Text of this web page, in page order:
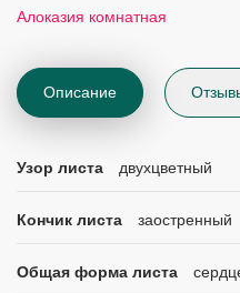
Алоказия комнатная
Описание
Узор листа двухцветный
Кончик листа заостренный
Общая форма листа